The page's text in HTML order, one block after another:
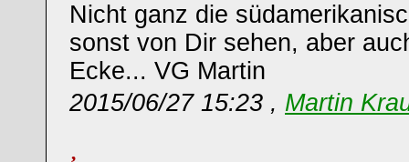
Nicht ganz die
sonst von Dir sehen, aber
Ecke... VG Martin
2015/06/27 15:23 , Martin